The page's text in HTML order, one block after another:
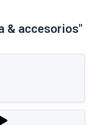
& accesorios"